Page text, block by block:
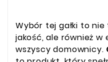
Wybór tej gałki to
jakość, ale również
wszyscy domownicy.